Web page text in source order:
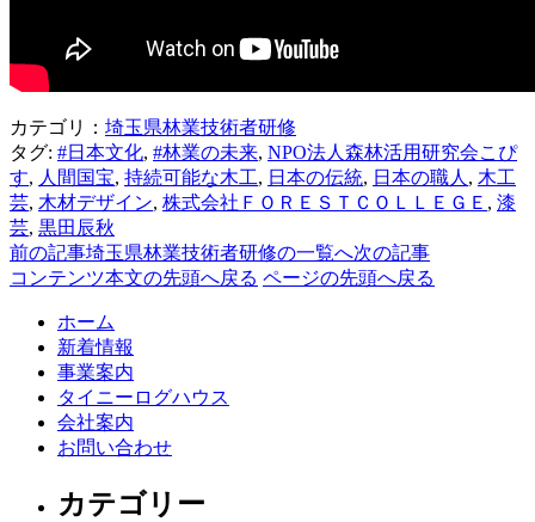
カテゴリ： 埼玉県林業技術者研修
タグ: #日本文化, #林業の未来, NPO法人森林活用研究会こぴ
す, 人間国宝, 持続可能な木工, 日本の伝統, 日本の職人 , 木工
芸, 木材デザイン, 株式会社ＦＯＲＥＳＴＣＯＬＬＥＧＥ , 漆
芸, 黒田辰秋
前の記事埼玉県林業技術者研修の一覧へ次の記事
コンテンツ本文の先頭へ戻る ページの先頭へ戻る
ホーム
新着情報
事業案内
タイニーログハウス
会社案内
お問い合わせ
カテゴリー